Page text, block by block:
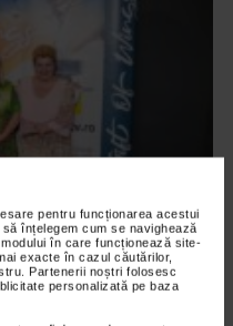
pentru funcționarea acestui
înțelegem cum se navighează
în care funcționează site-
exacte în cazul căutărilor,
Partenerii noștri folosesc
personalizată pe baza
ARIPILOR